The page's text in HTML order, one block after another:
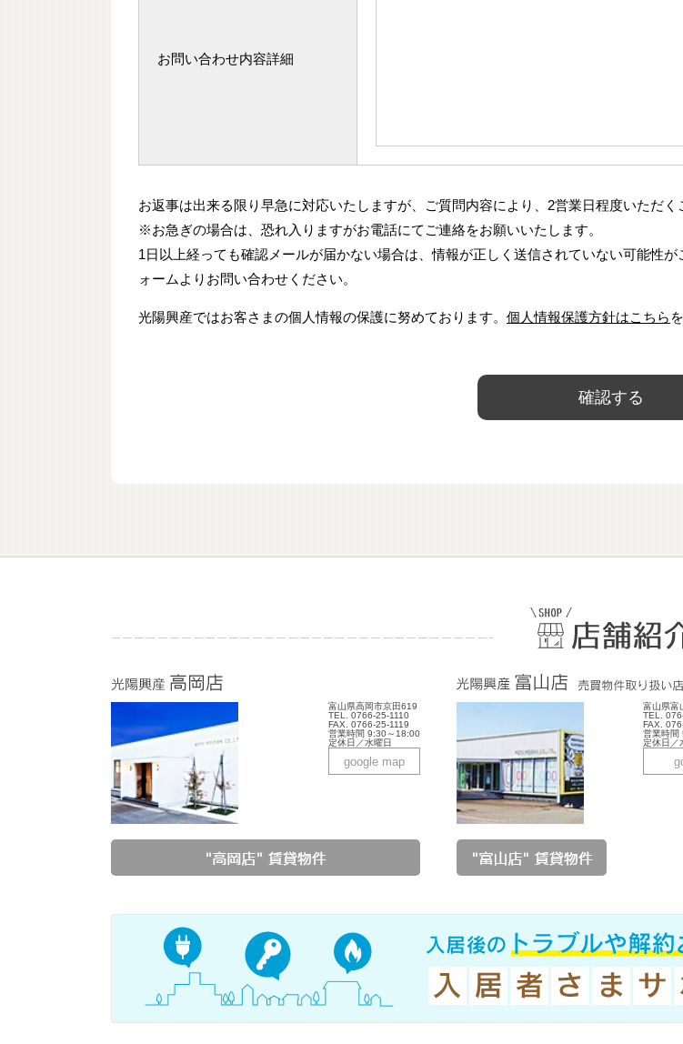
お問い合わせ内容詳細
お返事は出来る限り早急に対応いたしますが、ご質問内容により、2営業日程度いただく
※お急ぎの場合は、恐れ入りますがお電話にてご連絡をお願いいたします。
1日以上経っても確認メールが届かない場合は、情報が正しく送信されていない可能性
ォームよりお問い合わせください。
光陽興産ではお客さまの個人情報の保護に努めております。 個人情報保護方針はこちら
富山県高岡市京田619
TEL. 0766-25-1110
FAX. 0766-25-1119
営業時間 9:30～18:00
定休日／水曜日
google map
富山県富
TEL.
FAX.
営業時間
定休日／